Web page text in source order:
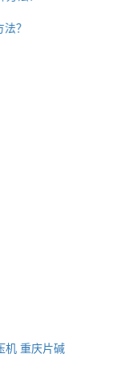
机 重庆片碱